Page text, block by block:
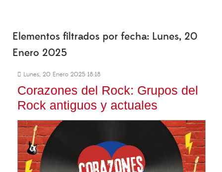
Elementos filtrados por fecha: Lunes, 20
Enero 2025
Lunes, 20 Enero 2025 18:18
Corazones del Rock: Grupos del
Rock antiguos y actuales